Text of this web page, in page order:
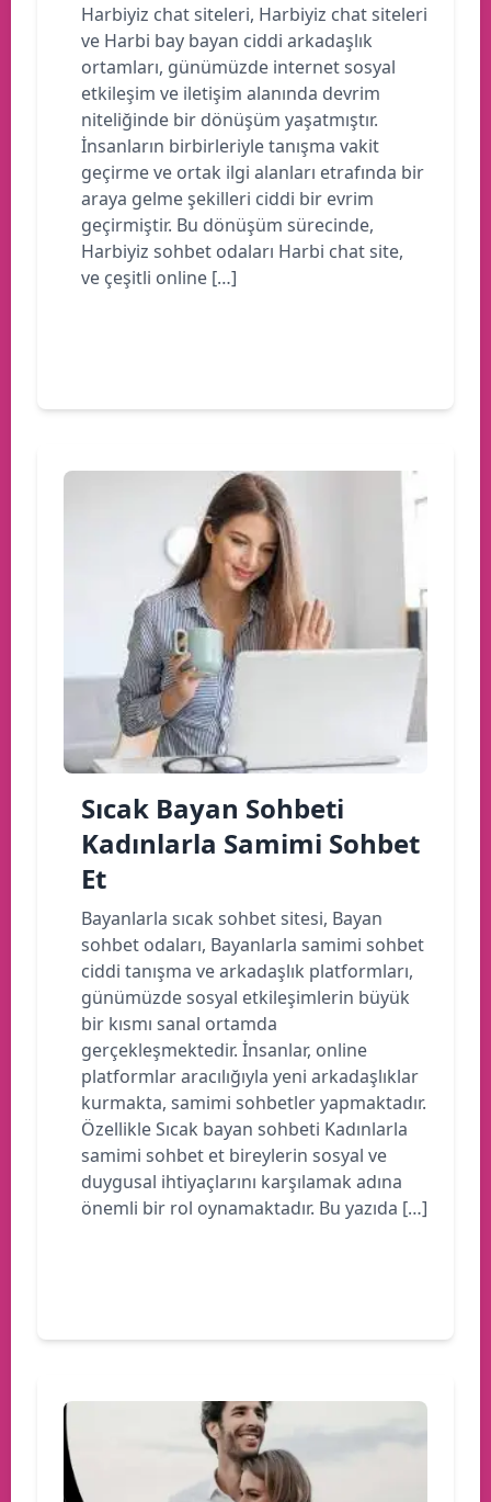
Harbiyiz chat siteleri, Harbiyiz chat siteleri
ve Harbi bay bayan ciddi arkadaşlık
ortamları, günümüzde internet sosyal
etkileşim ve iletişim alanında devrim
niteliğinde bir dönüşüm yaşatmıştır.
İnsanların birbirleriyle tanışma vakit
geçirme ve ortak ilgi alanları etrafında bir
araya gelme şekilleri ciddi bir evrim
geçirmiştir. Bu dönüşüm sürecinde,
Harbiyiz sohbet odaları Harbi chat site,
ve çeşitli online […]
Sıcak Bayan Sohbeti
Kadınlarla Samimi Sohbet
Et
Bayanlarla sıcak sohbet sitesi, Bayan
sohbet odaları, Bayanlarla samimi sohbet
ciddi tanışma ve arkadaşlık platformları,
günümüzde sosyal etkileşimlerin büyük
bir kısmı sanal ortamda
gerçekleşmektedir. İnsanlar, online
platformlar aracılığıyla yeni arkadaşlıklar
kurmakta, samimi sohbetler yapmaktadır.
Özellikle Sıcak bayan sohbeti Kadınlarla
samimi sohbet et bireylerin sosyal ve
duygusal ihtiyaçlarını karşılamak adına
önemli bir rol oynamaktadır. Bu yazıda […]